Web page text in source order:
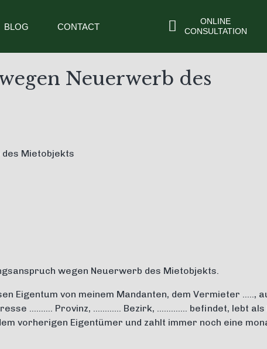
BLOG CONTACT
ONLINE
CONSULTATION
Neuerwerb des
Mietobjekts
wegen Neuerwerb des Mietobjekts.
Eigentum von meinem Mandanten, dem Vermieter …..,
………. Provinz, ………… Bezirk, …………. befindet, lebt
vorherigen Eigentümer und zahlt immer noch eine